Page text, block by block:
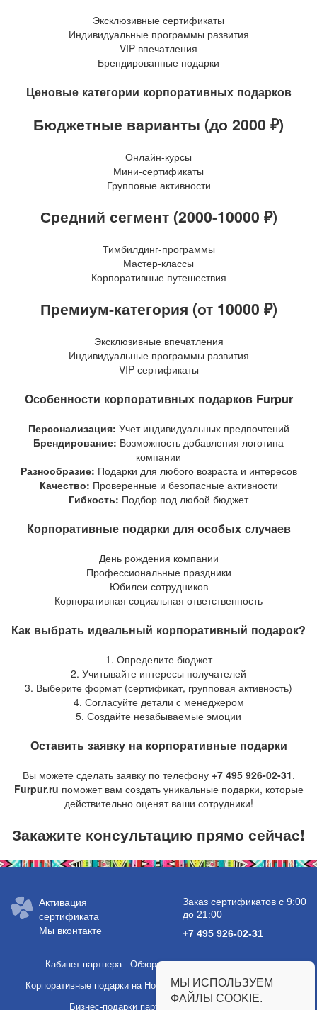
Эксклюзивные сертификаты
Индивидуальные программы развития
VIP-впечатления
Брендированные подарки
Ценовые категории корпоративных подарков
Бюджетные варианты (до 2000 ₽)
Онлайн-курсы
Мини-сертификаты
Групповые активности
Средний сегмент (2000-10000 ₽)
Тимбилдинг-программы
Мастер-классы
Корпоративные путешествия
Премиум-категория (от 10000 ₽)
Эксклюзивные впечатления
Индивидуальные программы развития
VIP-сертификаты
Особенности корпоративных подарков Furpur
Персонализация: Учет индивидуальных предпочтений
Брендирование: Возможность добавления логотипа
компании
Разнообразие: Подарки для любого возраста и интересов
Качество: Проверенные и безопасные активности
Гибкость: Подбор под любой бюджет
Корпоративные подарки для особых случаев
День рождения компании
Профессиональные праздники
Юбилеи сотрудников
Корпоративная социальная ответственность
Как выбрать идеальный корпоративный подарок?
1. Определите бюджет
2. Учитывайте интересы получателей
3. Выберите формат (сертификат, групповая активность)
4. Согласуйте детали с менеджером
5. Создайте незабываемые эмоции
Оставить заявку на корпоративные подарки
Вы можете сделать заявку по телефону +7 495 926-02-31.
Furpur.ru поможет вам создать уникальные подарки, которые
действительно оценят ваши сотрудники!
Закажите консультацию прямо сейчас!
Активация
сертификата
Мы вконтакте
Заказ сертификатов с 9:00
до 21:00
+7 495 926-02-31
Кабинет партнера
Обзоры услуг и полезные статьи
Корпоративные подарки на Новый год
Подарки сотрудникам
Бизнес-подарки партнерам
МЫ ИСПОЛЬЗУЕМ
ФАЙЛЫ COOKIE.